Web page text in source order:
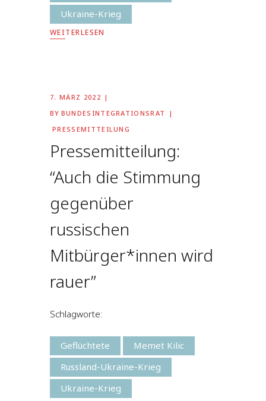
Ukraine-Krieg
WEITERLESEN
7. MÄRZ 2022
BY BUNDESINTEGRATIONSRAT
PRESSEMITTEILUNG
Pressemitteilung:
“Auch die Stimmung
gegenüber
russischen
Mitbürger*innen wird
rauer”
Schlagworte:
Geflüchtete
Memet Kilic
Russland-Ukraine-Krieg
Ukraine-Krieg